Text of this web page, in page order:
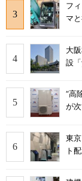
フ
マ
大
設
“高
が
東
ト